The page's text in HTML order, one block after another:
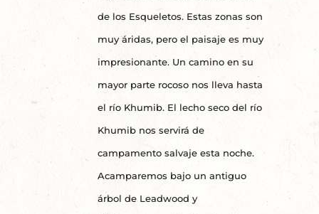
de los Esqueletos. Estas zonas son
muy áridas, pero el paisaje es muy
impresionante. Un camino en su
mayor parte rocoso nos lleva hasta
el río Khumib. El lecho seco del río
Khumib nos servirá de
campamento salvaje esta noche.
Acamparemos bajo un antiguo
árbol de Leadwood y